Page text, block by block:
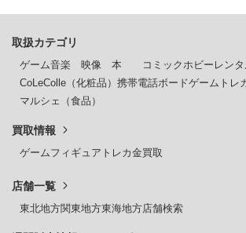
取扱カテゴリ
ゲーム音楽 映像 本 コミックホビー レン
CoLeColle（化粧品） 携帯電話ボードゲーム トレ
マルシェ（食品）
買取情報
ゲームフィギュア トレカ金買取
店舗一覧
東北地方関東地方東海地方店舗検索